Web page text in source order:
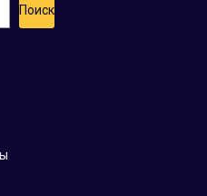
Поиск